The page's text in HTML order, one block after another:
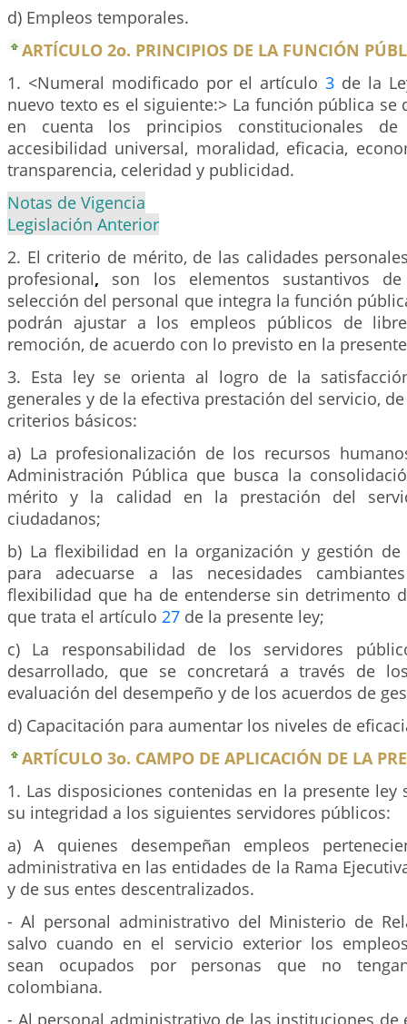
d) Empleos temporales.
ARTÍCULO 2o. PRINCIPIOS DE LA FUNCIÓN
1. <Numeral modificado por el artículo3 de la
nuevo texto es el siguiente:> La función pública se
en cuenta los principios constitucionales de
accesibilidad universal, moralidad, eficacia,
transparencia, celeridad y publicidad.
Notas de Vigencia
Legislación Anterior
2. El criterio de mérito, de las calidades
profesional, son los elementos sustantivos
selección del personal que integra la función
podrán ajustar a los empleos públicos de
remoción, de acuerdo con lo previsto en la
3. Esta ley se orienta al logro de la
generales y de la efectiva prestación del servicio,
criterios básicos:
a) La profesionalización de los recursos
Administración Pública que busca la
mérito y la calidad en la prestación del
ciudadanos;
b) La flexibilidad en la organización y gestión
para adecuarse a las necesidades
flexibilidad que ha de entenderse sin detrimento
que trata el artículo 27 de la presente ley;
c) La responsabilidad de los servidores
desarrollado, que se concretará a través de
evaluación del desempeño y de los acuerdos de
d) Capacitación para aumentar los niveles de
ARTÍCULO 3o. CAMPO DE APLICACIÓN DE LA
1. Las disposiciones contenidas en la presente ley
su integridad a los siguientes servidores públicos:
a) A quienes desempeñan empleos
administrativa en las entidades de la Rama
y de sus entes descentralizados.
- Al personal administrativo del Ministerio de
salvo cuando en el servicio exterior los
sean ocupados por personas que no
colombiana.
- Al personal administrativo de las instituciones de